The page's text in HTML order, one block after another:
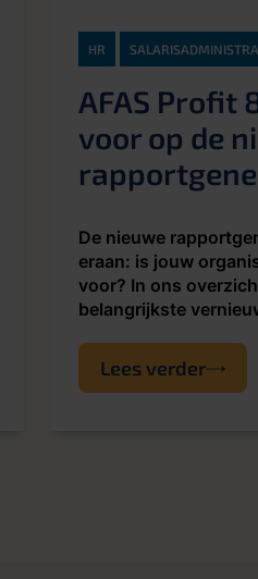
HR
AFAS Profit
voor op de
De nieuwe
eraan: is jouw
voor? In ons
belangrijkste
Lees verder